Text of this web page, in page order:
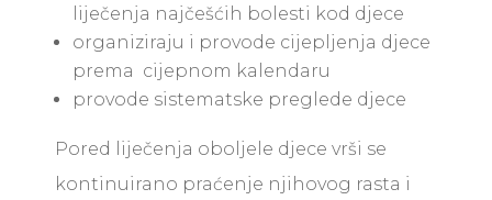
liječenja najčešćih bolesti kod djece
organiziraju i provode cijepljenja djece
prema cijepnom kalendaru
provode sistematske preglede djece
Pored liječenja oboljele djece vrši se
kontinuirano praćenje njihovog rasta i